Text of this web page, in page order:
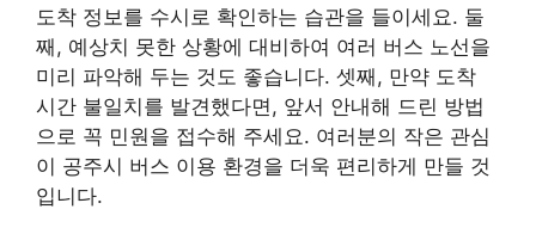
도착 정보를 수시로 확인하는 습관을 들이세요. 둘
째, 예상치 못한 상황에 대비하여 여러 버스 노선을
미리 파악해 두는 것도 좋습니다. 셋째, 만약 도착
시간 불일치를 발견했다면, 앞서 안내해 드린 방법
으로 꼭 민원을 접수해 주세요. 여러분의 작은 관심
이 공주시 버스 이용 환경을 더욱 편리하게 만들 것
입니다.